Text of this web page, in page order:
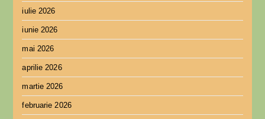
iulie 2026
iunie 2026
mai 2026
aprilie 2026
martie 2026
februarie 2026